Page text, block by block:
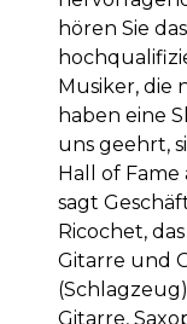
hören Sie
Musiker, die
haben eine
uns geehrt,
Hall of
sagt
Ricochet,
Gitarre und
Gitarre,